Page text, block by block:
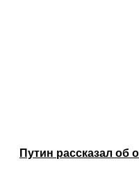
Путин рассказал